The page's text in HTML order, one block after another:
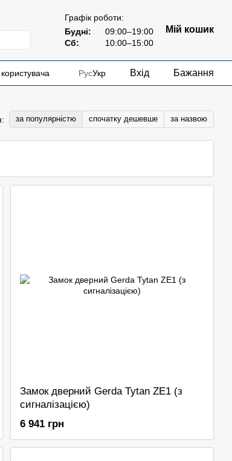
Графік роботи:
Будні:
09:00–19:00
Сб:
10:00–15:00
Мій кошик
РусУкр Вхід Бажання
за популярністю спочатку дешевше за назвою
Замок дверний Gerda Tytan ZE1 (з
сигналізацією)
6 941 грн